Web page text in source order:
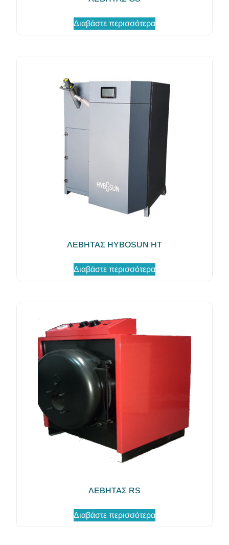
Διαβάστε περισσότερα
ΛΕΒΗΤΑΣ HYBOSUN HT
Διαβάστε περισσότερα
ΛΕΒΗΤΑΣ RS
Διαβάστε περισσότερα